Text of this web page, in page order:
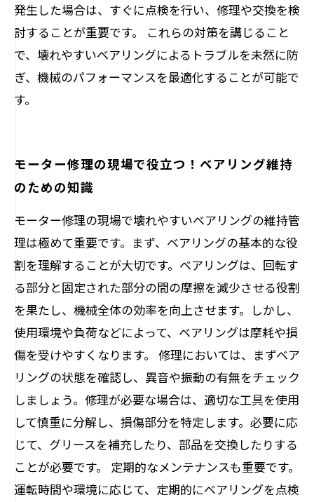
発生した場合は、すぐに点検を行い、修理や交換を検
討することが重要です。 これらの対策を講じること
で、壊れやすいベアリングによるトラブルを未然に防
ぎ、機械のパフォーマンスを最適化することが可能で
す。
モーター修理の現場で役立つ！ベアリング維持
のための知識
モーター修理の現場で壊れやすいベアリングの維持管
理は極めて重要です。まず、ベアリングの基本的な役
割を理解することが大切です。ベアリングは、回転す
る部分と固定された部分の間の摩擦を減少させる役割
を果たし、機械全体の効率を向上させます。しかし、
使用環境や負荷などによって、ベアリングは摩耗や損
傷を受けやすくなります。 修理においては、まずベア
リングの状態を確認し、異音や振動の有無をチェック
しましょう。修理が必要な場合は、適切な工具を使用
して慎重に分解し、損傷部分を特定します。必要に応
じて、グリースを補充したり、部品を交換したりする
ことが必要です。 定期的なメンテナンスも重要です。
運転時間や環境に応じて、定期的にベアリングを点検